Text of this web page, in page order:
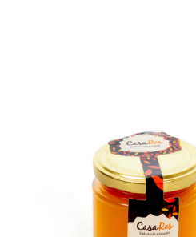
SELECT OPTIONS /
VIEW